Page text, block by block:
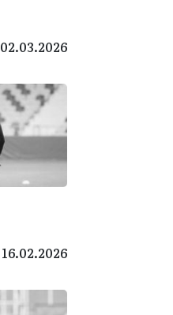
02.03.2026
16.02.2026